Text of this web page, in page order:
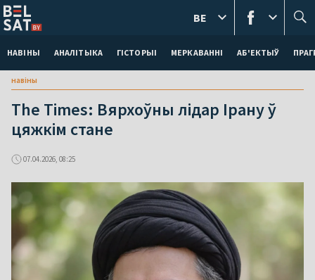
НАВІНЫ АНАЛІТЫКА ГІСТОРЫІ МЕРКАВАННI АБ'ЕКТЫЎ
BE
навіны
The Times: Вярхоўны лідар Ірану ў
цяжкім стане
07.04.2026, 08:25